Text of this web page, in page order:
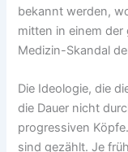
bekannt werden,
mitten in einem
Medizin-Skandal
Die Ideologie, die
die Dauer nicht
progressiven
sind gezählt. Je